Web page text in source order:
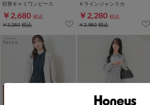
切替キャミワンピース
￥2,680 税込
￥3,280税込
Ａラインジャンスカ
￥2,280 税込
￥2,980税込